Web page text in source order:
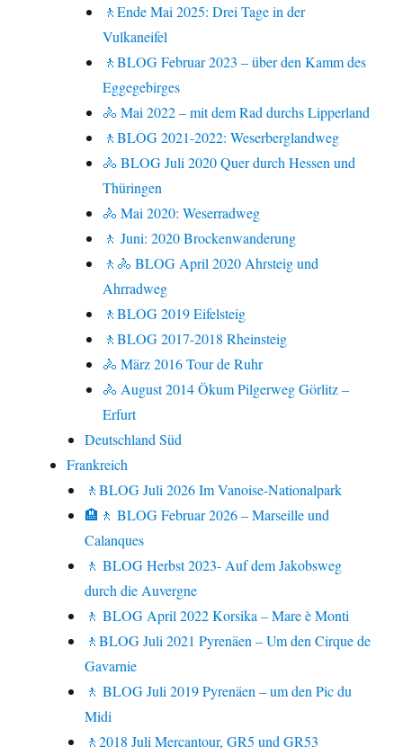
🚶Ende Mai 2025: Drei Tage in der
Vulkaneifel
🚶BLOG Februar 2023 – über den Kamm des
Eggegebirges
🚴 Mai 2022 – mit dem Rad durchs Lipperland
🚶BLOG 2021-2022: Weserberglandweg
🚴 BLOG Juli 2020 Quer durch Hessen und
Thüringen
🚴 Mai 2020: Weserradweg
🚶 Juni: 2020 Brockenwanderung
🚶🚴 BLOG April 2020 Ahrsteig und
Ahrradweg
🚶BLOG 2019 Eifelsteig
🚶BLOG 2017-2018 Rheinsteig
🚴 März 2016 Tour de Ruhr
🚴 August 2014 Ökum Pilgerweg Görlitz –
Erfurt
Deutschland Süd
Frankreich
🚶BLOG Juli 2026 Im Vanoise-Nationalpark
🏨🚶 BLOG Februar 2026 – Marseille und
Calanques
🚶 BLOG Herbst 2023- Auf dem Jakobsweg
durch die Auvergne
🚶 BLOG April 2022 Korsika – Mare è Monti
🚶BLOG Juli 2021 Pyrenäen – Um den Cirque de
Gavarnie
🚶 BLOG Juli 2019 Pyrenäen – um den Pic du
Midi
🚶2018 Juli Mercantour, GR5 und GR53